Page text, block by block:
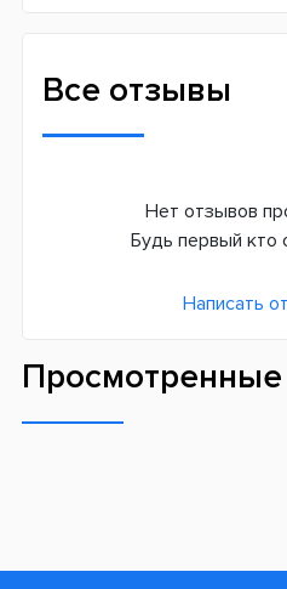
Все отзывы
Нет отзывов
Будь первый кто
Написать